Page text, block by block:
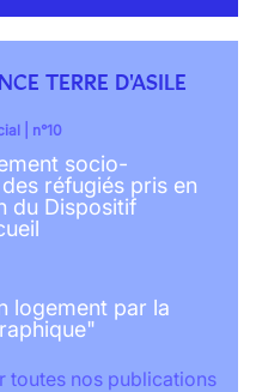
TERRE D'ASILE
| n°10
socio-
réfugiés pris en
du Dispositif
logement par la
toutes nos publications